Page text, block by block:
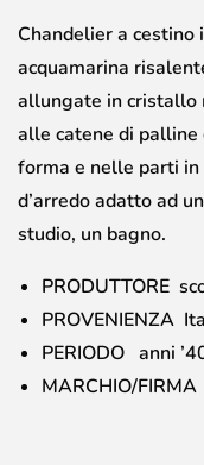
Chandelier a
acquamarina
allungate in cristallo
alle catene di
forma e nelle parti in
d’arredo adatto ad
studio, un bagno.
PRODUTTORE
PROVENIENZA
PERIODO anni
MARCHIO/